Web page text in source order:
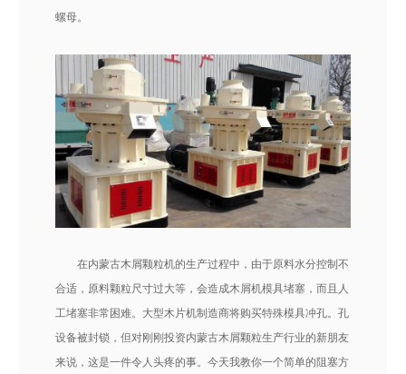
螺母。
在内蒙古木屑颗粒机的生产过程中，由于原料水分控制不
合适，原料颗粒尺寸过大等，会造成木屑机模具堵塞，而且人
工堵塞非常困难。大型木片机制造商将购买特殊模具冲孔。孔
设备被封锁，但对刚刚投资内蒙古木屑颗粒生产行业的新朋友
来说，这是一件令人头疼的事。今天我教你一个简单的阻塞方